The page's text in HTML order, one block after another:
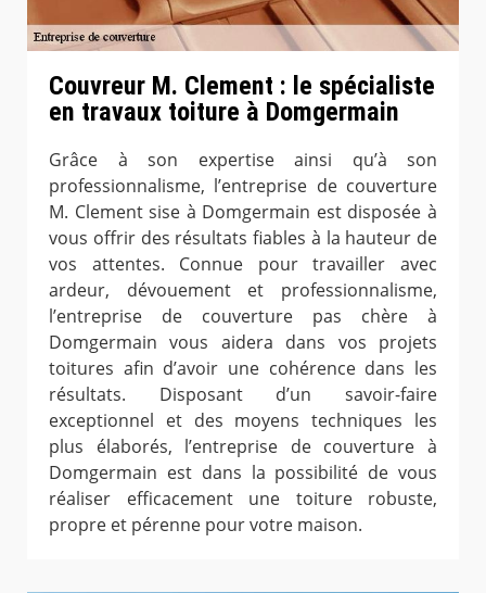
Couvreur M. Clement : le spécialiste
en travaux toiture à Domgermain
Grâce à son expertise ainsi qu’à son
professionnalisme, l’entreprise de couverture
M. Clement sise à Domgermain est disposée à
vous offrir des résultats fiables à la hauteur de
vos attentes. Connue pour travailler avec
ardeur, dévouement et professionnalisme,
l’entreprise de couverture pas chère à
Domgermain vous aidera dans vos projets
toitures afin d’avoir une cohérence dans les
résultats. Disposant d’un savoir-faire
exceptionnel et des moyens techniques les
plus élaborés, l’entreprise de couverture à
Domgermain est dans la possibilité de vous
réaliser efficacement une toiture robuste,
propre et pérenne pour votre maison.